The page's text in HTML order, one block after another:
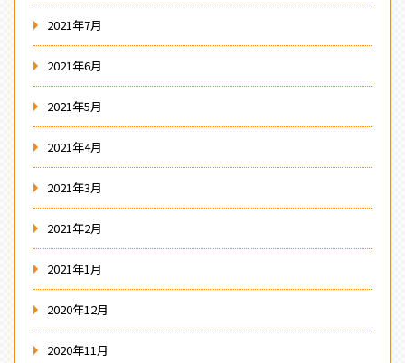
2021年7月
2021年6月
2021年5月
2021年4月
2021年3月
2021年2月
2021年1月
2020年12月
2020年11月